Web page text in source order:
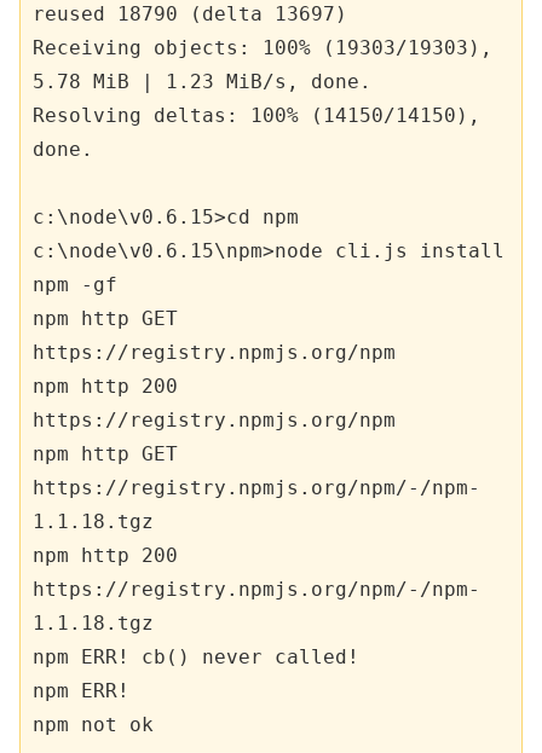
reused 18790 (delta 13697)
Receiving objects: 100% (19303/19303),
5.78 MiB | 1.23 MiB/s, done.
Resolving deltas: 100% (14150/14150),
done.
c:\node\v0.6.15>cd npm
c:\node\v0.6.15\npm>node cli.js install
npm -gf
npm http GET
https://registry.npmjs.org/npm
npm http 200
https://registry.npmjs.org/npm
npm http GET
https://registry.npmjs.org/npm/-/npm-
1.1.18.tgz
npm http 200
https://registry.npmjs.org/npm/-/npm-
1.1.18.tgz
npm ERR! cb() never called!
npm ERR!
npm not ok